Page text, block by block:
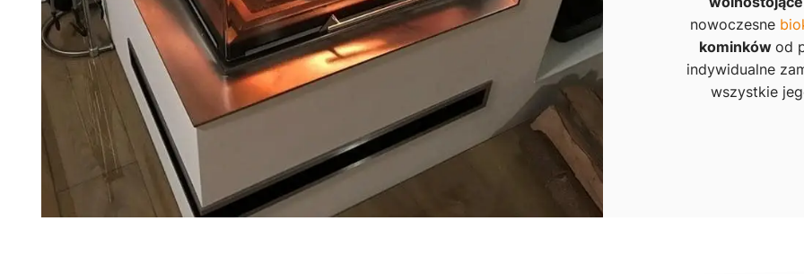
nowoczesne
kominków od
indywidualne
wszystkie